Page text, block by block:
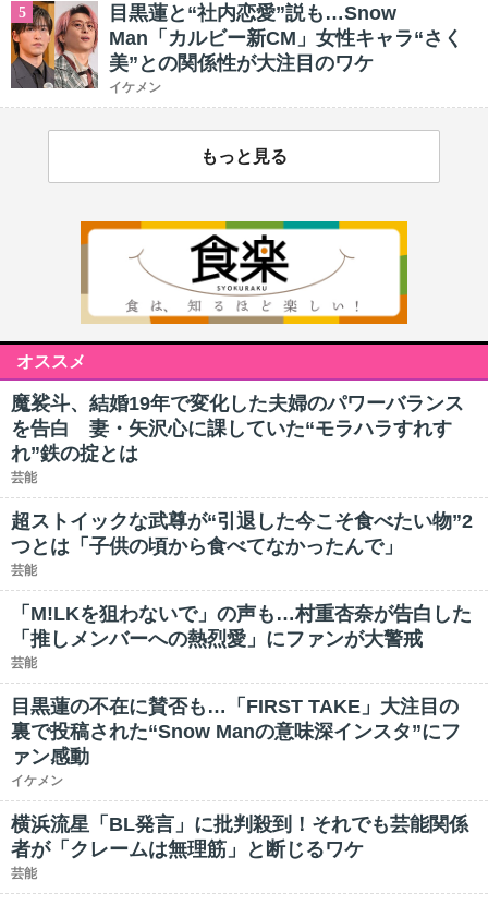
5
目黒蓮と“社内恋愛”説も…Snow
Man「カルビー新CM」女性キャラ“さく
美”との関係性が大注目のワケ
イケメン
もっと見る
オススメ
魔裟斗、結婚19年で変化した夫婦のパワーバランス
を告白 妻・矢沢心に課していた“モラハラすれす
れ”鉄の掟とは
芸能
超ストイックな武尊が“引退した今こそ食べたい物”2
つとは「子供の頃から食べてなかったんで」
芸能
「M!LKを狙わないで」の声も…村重杏奈が告白した
「推しメンバーへの熱烈愛」にファンが大警戒
芸能
目黒蓮の不在に賛否も…「FIRST TAKE」大注目の
裏で投稿された“Snow Manの意味深インスタ”にフ
ァン感動
イケメン
横浜流星「BL発言」に批判殺到！それでも芸能関係
者が「クレームは無理筋」と断じるワケ
芸能